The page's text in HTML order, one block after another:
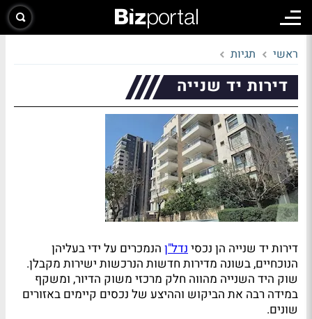
ראשי תגיות
דירות יד שנייה
דירות יד שנייה הן נכסינדל"ן הנמכרים על ידי בעליהן
הנוכחיים, בשונה מדירות חדשות הנרכשות ישירות מקבלן.
שוק היד השנייה מהווה חלק מרכזי משוק הדיור, ומשקף
במידה רבה את הביקוש וההיצע של נכסים קיימים באזורים
שונים.